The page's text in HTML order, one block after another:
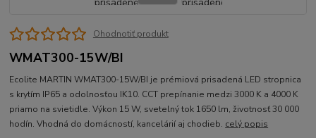
Ohodnotiť produkt
WMAT300-15W/BI
Ecolite MARTIN WMAT300-15W/BI je prémiová prisadená LED stropnica
s krytím IP65 a odolnosťou IK10. CCT prepínanie medzi 3000 K a 4000 K
priamo na svietidle. Výkon 15 W, svetelný tok 1650 lm, životnosť 30 000
hodín. Vhodná do domácností, kancelárií aj chodieb. celý popis